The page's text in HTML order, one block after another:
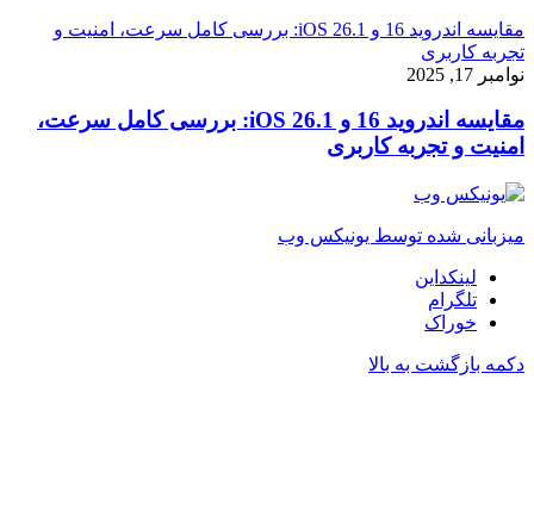
مقایسه اندروید 16 و iOS 26.1: بررسی کامل سرعت، امنیت و
تجربه کاربری
نوامبر 17, 2025
مقایسه اندروید 16 و iOS 26.1: بررسی کامل سرعت،
امنیت و تجربه کاربری
میزبانی شده توسط یونیکس وب
لینکداین
تلگرام
خوراک
دکمه بازگشت به بالا